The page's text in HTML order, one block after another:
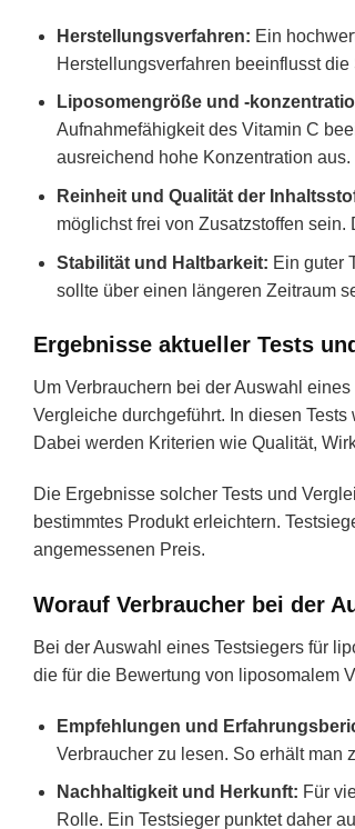
Herstellungsverfahren: Ein
Herstellungsverfahren beeinflusst
Liposomengröße und -
Aufnahmefähigkeit des Vitamin C
ausreichend hohe Konzentration aus.
Reinheit und Qualität der
möglichst frei von Zusatzstoffen
Stabilität und Haltbarkeit: Ein guter
sollte über einen längeren Zeitraum
Ergebnisse aktueller Tests
Um Verbrauchern bei der Auswahl
Vergleiche durchgeführt. In diesen
Dabei werden Kriterien wie Qualität,
Die Ergebnisse solcher Tests und
bestimmtes Produkt erleichtern.
angemessenen Preis.
Worauf Verbraucher bei der
Bei der Auswahl eines Testsiegers für
die für die Bewertung von liposomalem
Empfehlungen und
Verbraucher zu lesen. So erhält man
Nachhaltigkeit und Herkunft: Für
Rolle. Ein Testsieger punktet daher